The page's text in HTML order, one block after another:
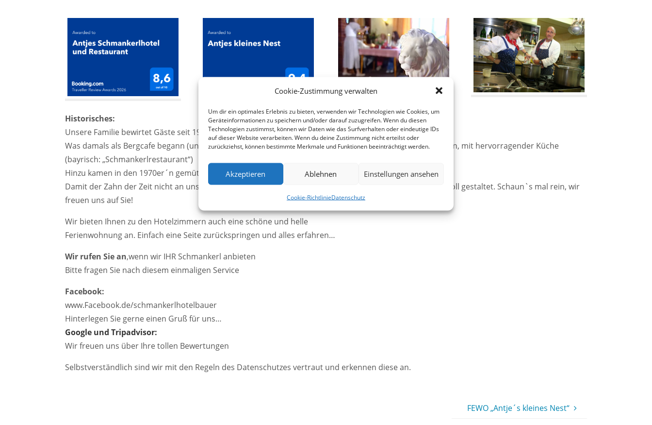
Cookie-Zustimmung verwalten
Um dir ein optimales Erlebnis zu bieten, verwenden wir Technologien wie Cookies, um
Geräteinformationen zu speichern und/oder darauf zuzugreifen. Wenn du diesen
Technologien zustimmst, können wir Daten wie das Surfverhalten oder eindeutige IDs
auf dieser Website verarbeiten. Wenn du deine Zustimmung nicht erteilst oder
zurückziehst, können bestimmte Merkmale und Funktionen beeinträchtigt werden.
Akzeptieren Ablehnen Einstellungen ansehen
Cookie-RichtlinieDatenschutz
Historisches:
Unsere Familie bewirtet Gäste seit 1952, nun also in der dritten Generation.
Was damals als Bergcafe begann (und noch immer als Name in der Region gilt) ist zu einem Haus geworden, mit hervorragender Küche
(bayrisch: „Schmankerlrestaurant“)
Hinzu kamen in den 1970er´n gemütliche Zimmer für Übernachtungen.
Damit der Zahn der Zeit nicht an uns nagt, haben wir alles renoviert und besonders persönlich und liebevoll gestaltet. Schaun`s mal rein, wir
freuen uns auf Sie!
Wir bieten Ihnen zu den Hotelzimmern auch eine schöne und helle
Ferienwohnung an. Einfach eine Seite zurückspringen und alles erfahren…
Wir rufen Sie an,wenn wir IHR Schmankerl anbieten
Bitte fragen Sie nach diesem einmaligen Service
Facebook:
www.Facebook.de/schmankerlhotelbauer
Hinterlegen Sie gerne einen Gruß für uns…
Google und Tripadvisor:
Wir freuen uns über Ihre tollen Bewertungen
Selbstverständlich sind wir mit den Regeln des Datenschutzes vertraut und erkennen diese an.
FEWO „Antje´s kleines Nest“